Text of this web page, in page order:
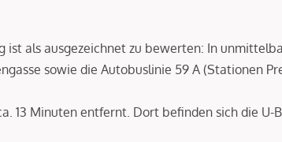
ist als ausgezeichnet zu bewerten: In
sowie die Autobuslinie 59 A (Stationen
13 Minuten entfernt. Dort befinden sich die U-